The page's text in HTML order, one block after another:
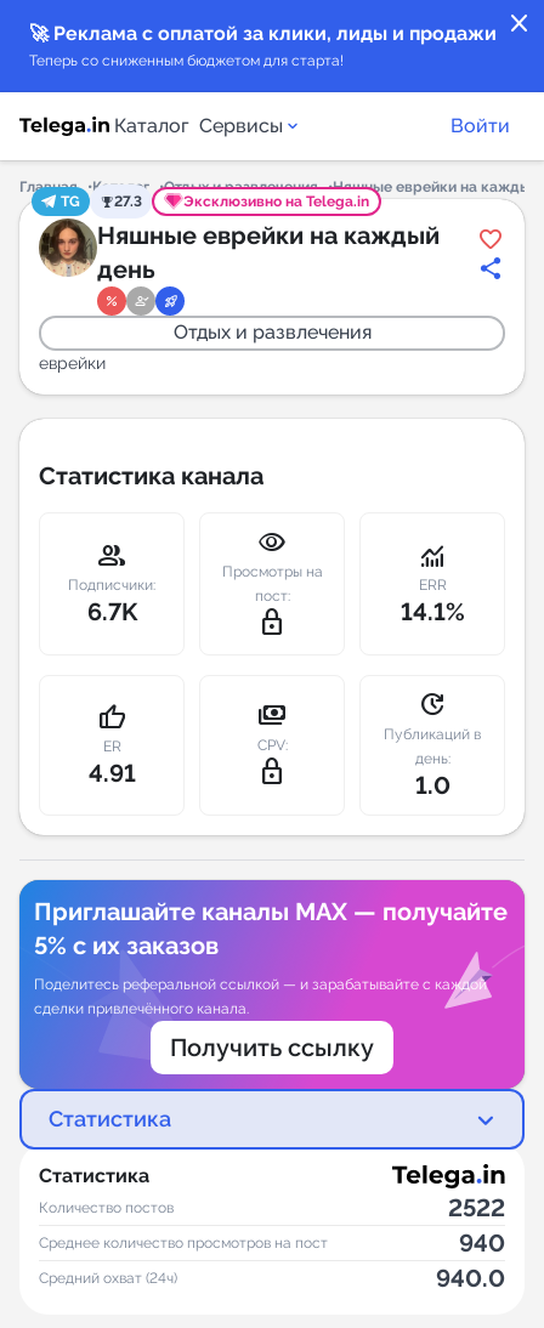
close
🚀 Реклама с оплатой за клики, лиды и продажи
Теперь со сниженным бюджетом для старта!
Каталог Сервисы
Каталог каналов
Каталог ботов
Горящие предложения
Индекс читаемости каналов в Telegram
Индивидуальное сопровождение
Войти
Главная Каталог Отдых и развлечения
Няшные еврейки на каждый
TG
27.3 Эксклюзивно на Telega.in
Няшные еврейки на каждый
день
Отдых и развлечения
еврейки
Статистика канала
group
Подписчики:
6.7K
visibility
Просмотры на
пост:
lock_outline
monitoring
ERR
14.1%
thumb_up
ER
4.91
payments
CPV:
lock_outline
update
Публикаций в
день:
1.0
Приглашайте каналы MAX — получайте
5% с их заказов
Поделитесь реферальной ссылкой — и зарабатывайте с каждой
сделки привлечённого канала.
Получить ссылку
Статистика
Статистика
Количество постов 2522
Среднее количество просмотров на пост 940
Средний охват (24ч) 940.0